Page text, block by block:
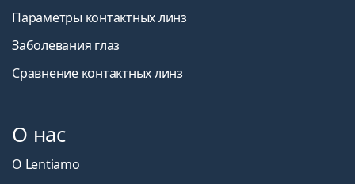
Параметры контактных линз
Заболевания глаз
Сравнение контактных линз
О нас
О Lentiamo